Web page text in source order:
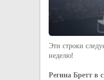
Эти строки
неделю!
Регина Бретт в